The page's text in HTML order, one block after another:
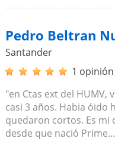
Pedro Beltran
Santander
1 opinión
"en Ctas ext del HUMV,
casi 3 años. Habia óido
quedaron cortos. Es mi
desde que nació